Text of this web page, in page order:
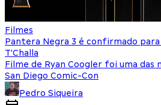
Filmes
Pantera Negra 3 é confirmado para
T'Challa
Filme de Ryan Coogler foi uma das
San Diego Comic-Con
Pedro Siqueira